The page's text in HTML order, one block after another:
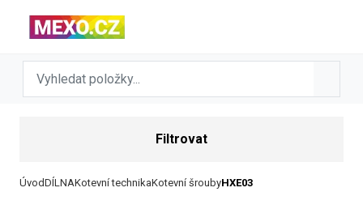
Filtrovat
ÚvodDÍLNAKotevní technikaKotevní šroubyHXE03